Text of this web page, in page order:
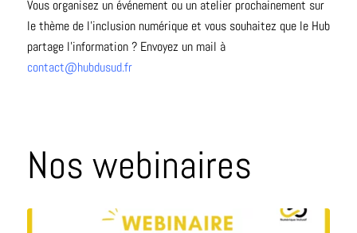
Vous organisez un événement ou un atelier prochainement sur
le thème de l’inclusion numérique et vous souhaitez que le Hub
partage l’information ? Envoyez un mail à
contact@hubdusud.fr
Nos webinaires